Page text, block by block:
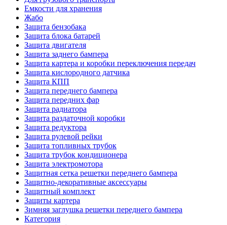
Емкости для хранения
Жабо
Защита бензобака
Защита блока батарей
Защита двигателя
Защита заднего бампера
Защита картера и коробки переключения передач
Защита кислородного датчика
Защита КПП
Защита переднего бампера
Защита передних фар
Защита радиатора
Защита раздаточной коробки
Защита редуктора
Защита рулевой рейки
Защита топливных трубок
Защита трубок кондиционера
Защита электромотора
Защитная сетка решетки переднего бампера
Защитно-декоративные аксессуары
Защитный комплект
Защиты картера
Зимняя заглушка решетки переднего бампера
Категория